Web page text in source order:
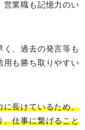
営業職も記憶力のい
、過去の発言等も
用も勝ち取りやすい
に長けているため、
、仕事に繋げること